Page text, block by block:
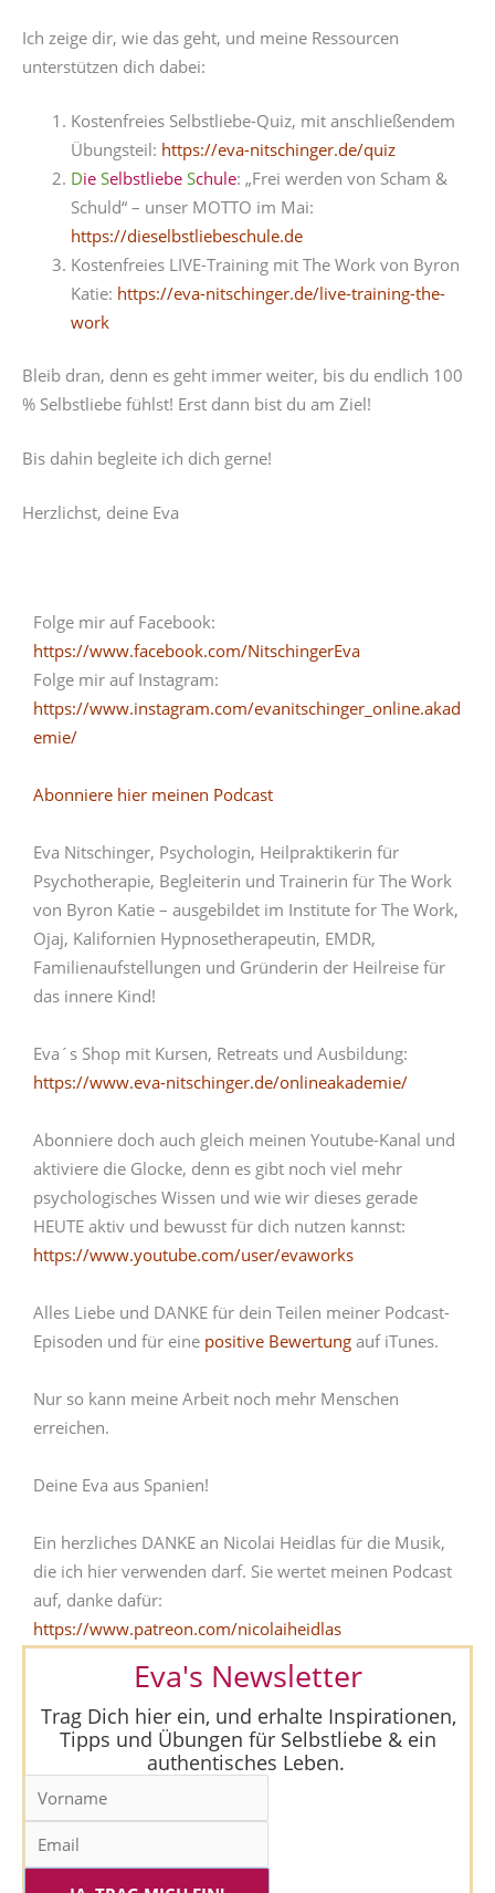
Ich zeige dir, wie das geht, und meine Ressourcen
unterstützen dich dabei:
Kostenfreies Selbstliebe-Quiz, mit anschließendem
Übungsteil: https://eva-nitschinger.de/quiz
Die Selbstliebe Schule: „Frei werden von Scham &
Schuld“ – unser MOTTO im Mai:
https://dieselbstliebeschule.de
Kostenfreies LIVE-Training mit The Work von Byron
Katie: https://eva-nitschinger.de/live-training-the-
work
Bleib dran, denn es geht immer weiter, bis du endlich 100
% Selbstliebe fühlst! Erst dann bist du am Ziel!
Bis dahin begleite ich dich gerne!
Herzlichst, deine Eva
Folge mir auf Facebook:
https://www.facebook.com/NitschingerEva
Folge mir auf Instagram:
https://www.instagram.com/evanitschinger_online.akad
emie/
Abonniere hier meinen Podcast
Eva Nitschinger, Psychologin, Heilpraktikerin für
Psychotherapie, Begleiterin und Trainerin für The Work
von Byron Katie – ausgebildet im Institute for The Work,
Ojaj, Kalifornien Hypnosetherapeutin, EMDR,
Familienaufstellungen und Gründerin der Heilreise für
das innere Kind!
Eva´s Shop mit Kursen, Retreats und Ausbildung:
https://www.eva-nitschinger.de/onlineakademie/
Abonniere doch auch gleich meinen Youtube-Kanal und
aktiviere die Glocke, denn es gibt noch viel mehr
psychologisches Wissen und wie wir dieses gerade
HEUTE aktiv und bewusst für dich nutzen kannst:
https://www.youtube.com/user/evaworks
Alles Liebe und DANKE für dein Teilen meiner Podcast-
Episoden und für eine positive Bewertung auf iTunes.
Nur so kann meine Arbeit noch mehr Menschen
erreichen.
Deine Eva aus Spanien!
Ein herzliches DANKE an Nicolai Heidlas für die Musik,
die ich hier verwenden darf. Sie wertet meinen Podcast
auf, danke dafür:
https://www.patreon.com/nicolaiheidlas
Eva's Newsletter
Trag Dich hier ein, und erhalte Inspirationen,
Tipps und Übungen für Selbstliebe & ein
authentisches Leben.